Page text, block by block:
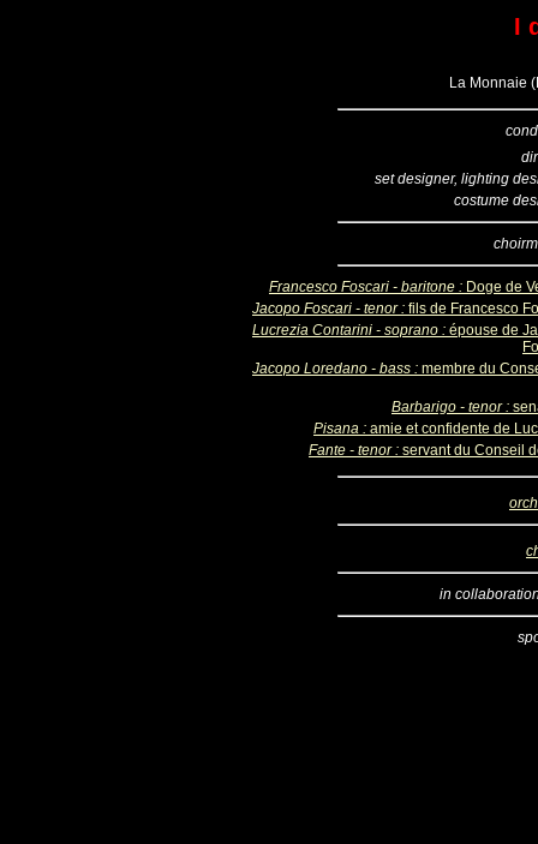
I
La Monnaie
set designer, lighting
costume
Francesco Foscari - baritone : Doge de
Jacopo Foscari - tenor : fils de Francesco
Lucrezia Contarini - soprano : épouse de
Jacopo Loredano - bass : membre du
Barbarigo - tenor :
Pisana : amie et confidente de
Fante - tenor : servant du Conseil
in